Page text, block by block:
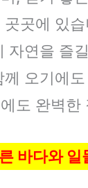
곳곳에 있
자연을 즐
오기에
도 완벽한
바다와 일